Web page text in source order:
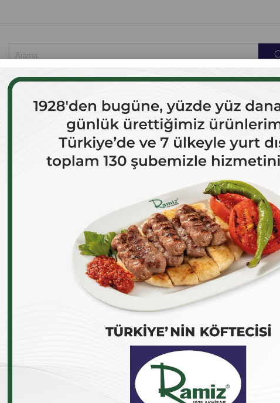
ÇOK SATANLAR İLETİŞİM
Az Tuzlu 500 gr.
Kabak Çekirdeği Az Tuzlu 500 gr.
Kabak Çekirdeği Az Tuzlu 500 gr. ; Duble Kabak
Kodeksi Tebliği'ne uygun olarak üretilmiştir. ; Üretim
İndirim
₺300,00 (KDV Dahil)
₺275,00
`den başlayan taksitlerle